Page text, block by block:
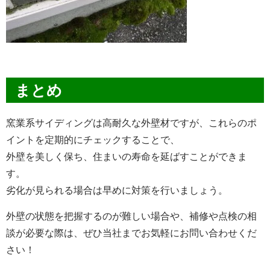
まとめ
窯業系サイディングは高耐久な外壁材ですが、これらのポ
イントを定期的にチェックすることで、
外壁を美しく保ち、住まいの寿命を延ばすことができま
す。
劣化が見られる場合は早めに対策を行いましょう。
外壁の状態を把握するのが難しい場合や、補修や点検の相
談が必要な際は、ぜひ当社までお気軽にお問い合わせくだ
さい！